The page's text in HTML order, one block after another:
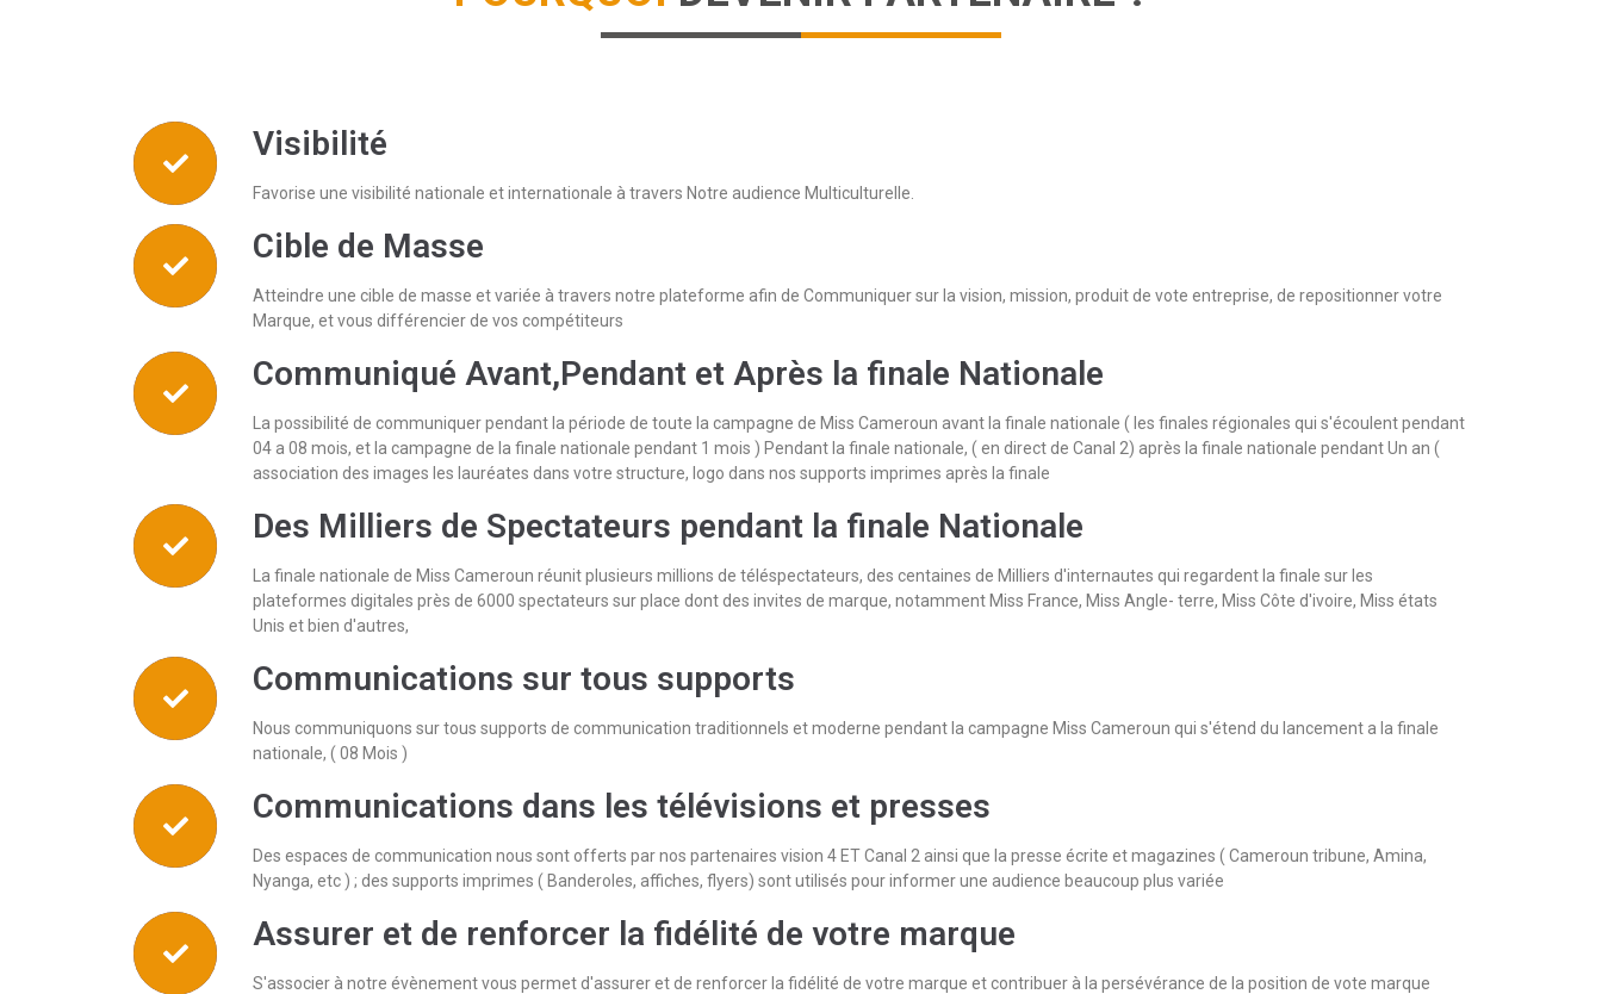
Visibilité
Favorise une visibilité nationale et internationale à travers Notre audience Multiculturelle.
Cible de Masse
Atteindre une cible de masse et variée à travers notre plateforme afin de Communiquer sur la vision, mission, produit de vote entreprise, de repositionner votre
Marque, et vous différencier de vos compétiteurs
Communiqué Avant,Pendant et Après la finale Nationale
La possibilité de communiquer pendant la période de toute la campagne de Miss Cameroun avant la finale nationale ( les finales régionales qui s'écoulent pendant
04 a 08 mois, et la campagne de la finale nationale pendant 1 mois ) Pendant la finale nationale, ( en direct de Canal 2) après la finale nationale pendant Un an (
association des images les lauréates dans votre structure, logo dans nos supports imprimes après la finale
Des Milliers de Spectateurs pendant la finale Nationale
La finale nationale de Miss Cameroun réunit plusieurs millions de téléspectateurs, des centaines de Milliers d'internautes qui regardent la finale sur les
plateformes digitales près de 6000 spectateurs sur place dont des invites de marque, notamment Miss France, Miss Angle- terre, Miss Côte d'ivoire, Miss états
Unis et bien d'autres,
Communications sur tous supports
Nous communiquons sur tous supports de communication traditionnels et moderne pendant la campagne Miss Cameroun qui s'étend du lancement a la finale
nationale, ( 08 Mois )
Communications dans les télévisions et presses
Des espaces de communication nous sont offerts par nos partenaires vision 4 ET Canal 2 ainsi que la presse écrite et magazines ( Cameroun tribune, Amina,
Nyanga, etc ) ; des supports imprimes ( Banderoles, affiches, flyers) sont utilisés pour informer une audience beaucoup plus variée
Assurer et de renforcer la fidélité de votre marque
S'associer à notre évènement vous permet d'assurer et de renforcer la fidélité de votre marque et contribuer à la persévérance de la position de vote marque